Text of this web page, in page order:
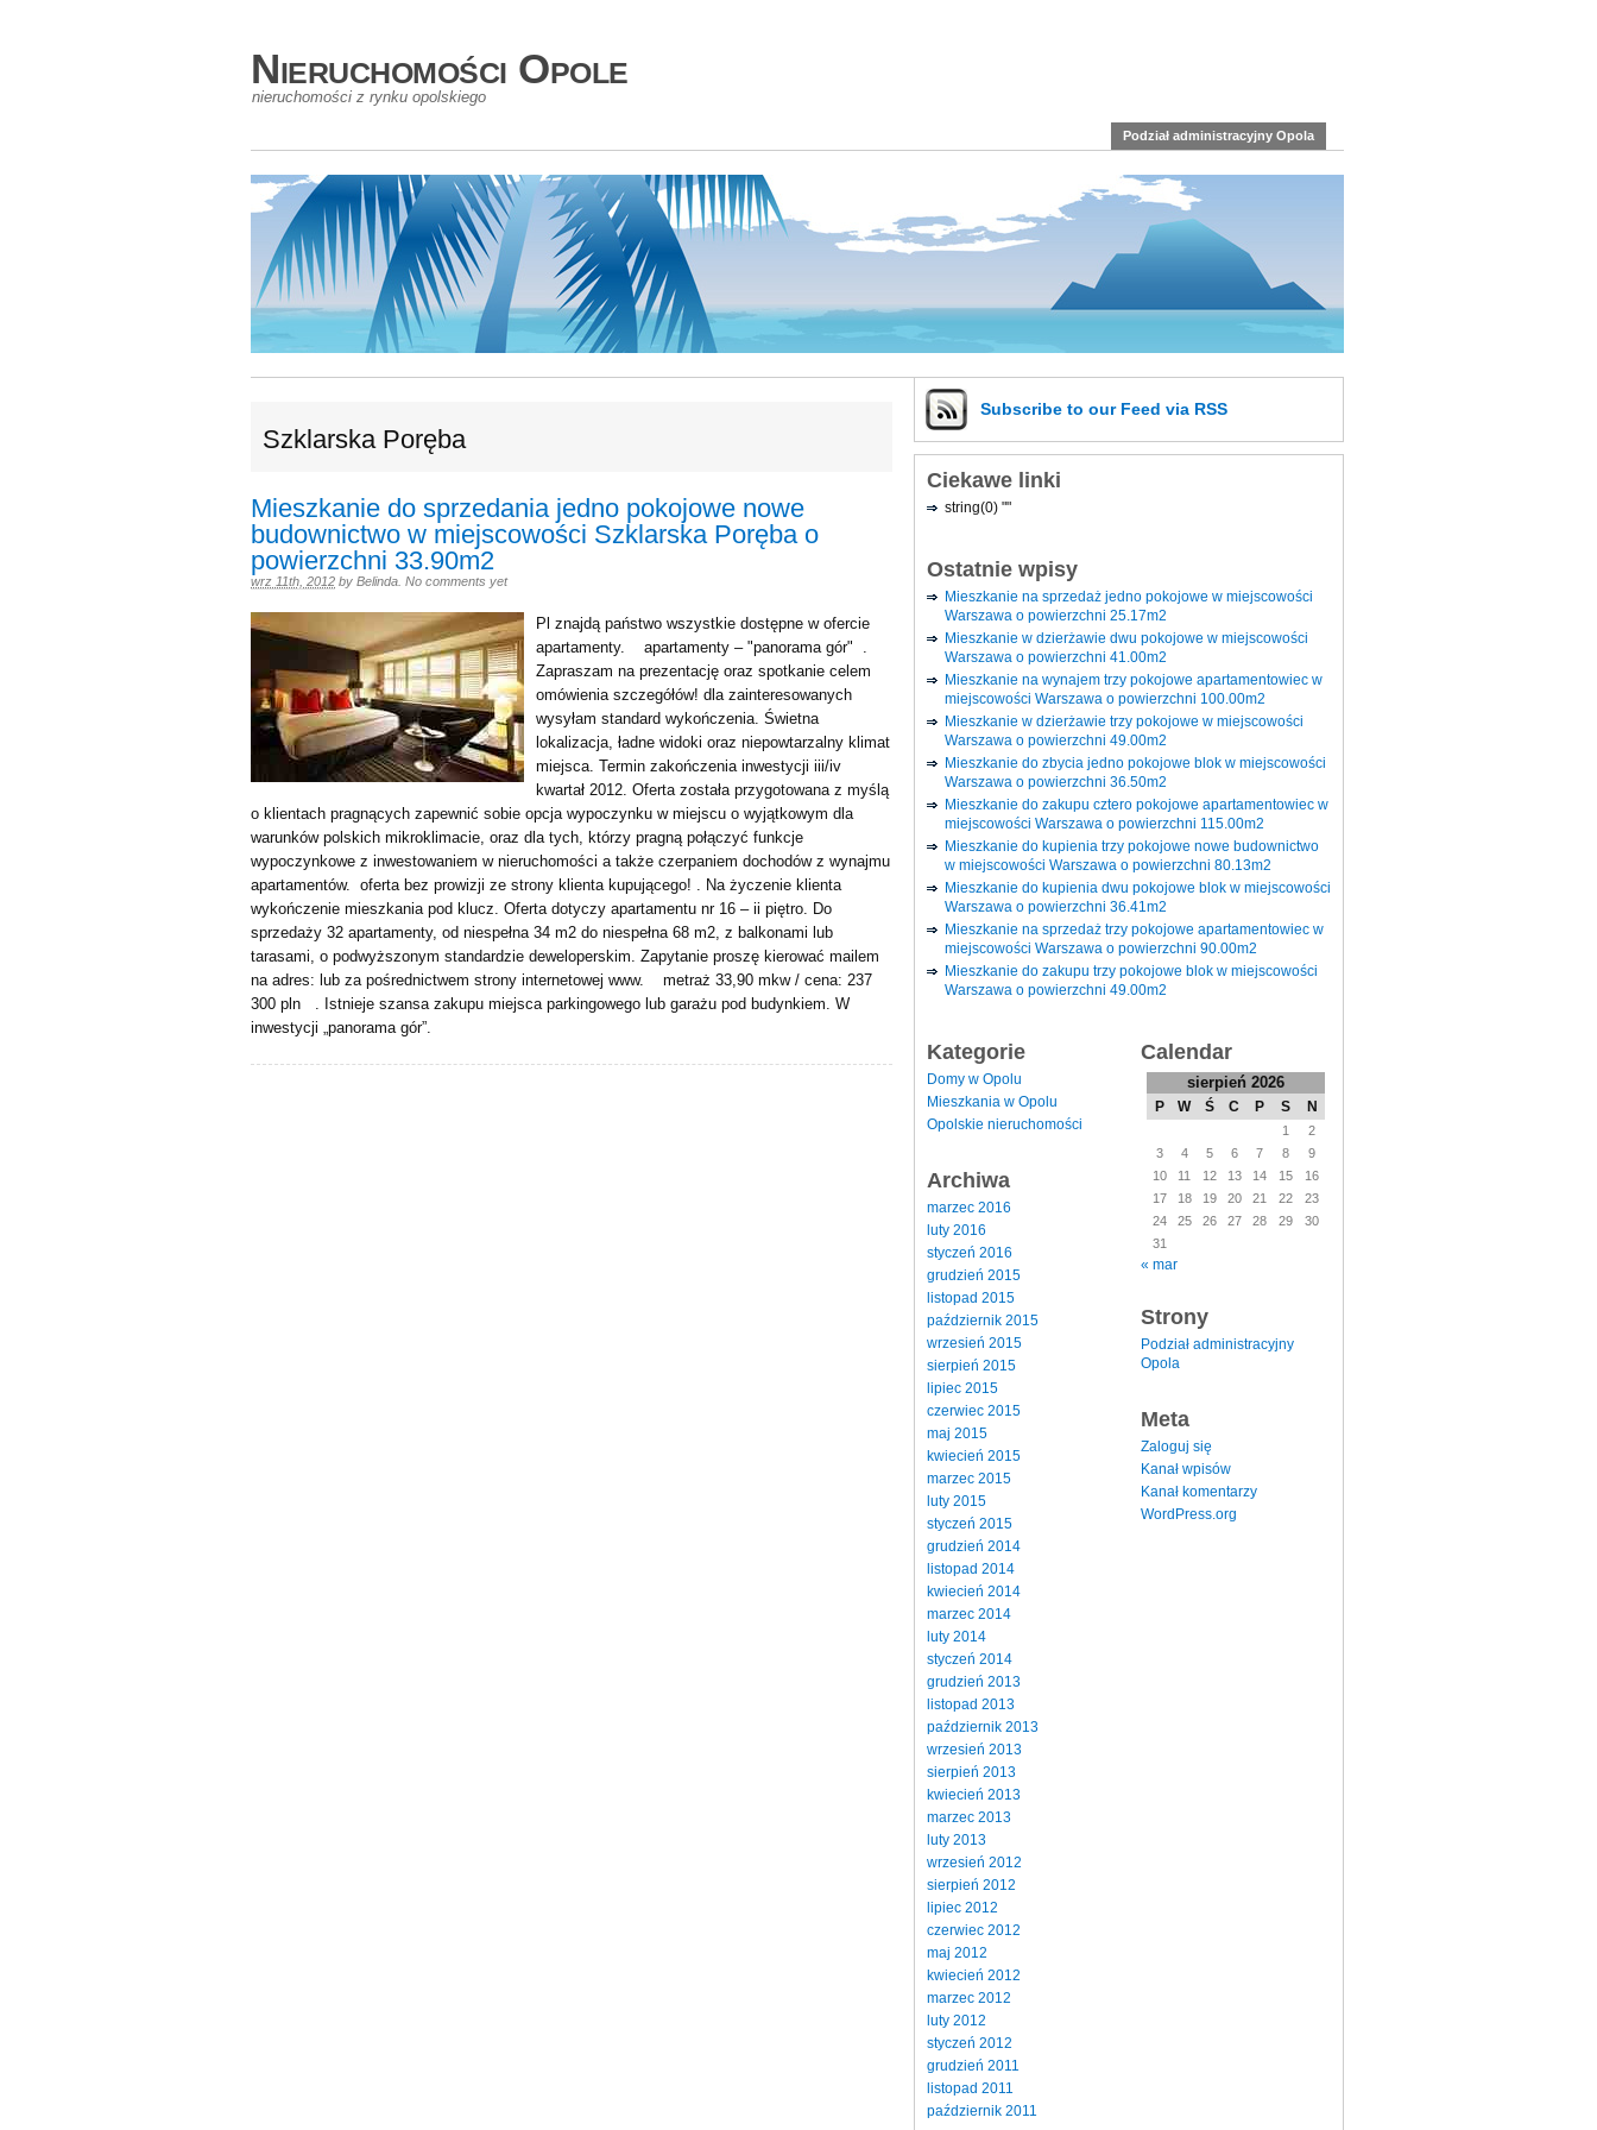
Nieruchomości Opole
nieruchomości z rynku opolskiego
Podział administracyjny Opola
Szklarska Poręba
Mieszkanie do sprzedania jedno pokojowe nowe
budownictwo w miejscowości Szklarska Poręba o
powierzchni 33.90m2
wrz 11th, 2012 by Belinda No comments yet
Pl znajdą państwo wszystkie dostępne w ofercie
apartamenty. apartamenty – "panorama gór" .
Zapraszam na prezentację oraz spotkanie celem
omówienia szczegółów! dla zainteresowanych
wysyłam standard wykończenia. Świetna
lokalizacja, ładne widoki oraz niepowtarzalny klimat
miejsca. Termin zakończenia inwestycji iii/iv
kwartał 2012. Oferta została przygotowana z myślą
o klientach pragnących zapewnić sobie opcja wypoczynku w miejscu o wyjątkowym dla
warunków polskich mikroklimacie, oraz dla tych, którzy pragną połączyć funkcje
wypoczynkowe z inwestowaniem w nieruchomości a także czerpaniem dochodów z wynajmu
apartamentów. oferta bez prowizji ze strony klienta kupującego! . Na życzenie klienta
wykończenie mieszkania pod klucz. Oferta dotyczy apartamentu nr 16 – ii piętro. Do
sprzedaży 32 apartamenty, od niespełna 34 m2 do niespełna 68 m2, z balkonami lub
tarasami, o podwyższonym standardzie deweloperskim. Zapytanie proszę kierować mailem
na adres: lub za pośrednictwem strony internetowej www. metraż 33,90 mkw / cena: 237
300 pln . Istnieje szansa zakupu miejsca parkingowego lub garażu pod budynkiem. W
inwestycji „panorama gór”.
Subscribe to our Feed via RSS
Ciekawe linki
string(0) ""
Ostatnie wpisy
Mieszkanie na sprzedaż jedno pokojowe w miejscowości
Warszawa o powierzchni 25.17m2
Mieszkanie w dzierżawie dwu pokojowe w miejscowości
Warszawa o powierzchni 41.00m2
Mieszkanie na wynajem trzy pokojowe apartamentowiec w
miejscowości Warszawa o powierzchni 100.00m2
Mieszkanie w dzierżawie trzy pokojowe w miejscowości
Warszawa o powierzchni 49.00m2
Mieszkanie do zbycia jedno pokojowe blok w miejscowości
Warszawa o powierzchni 36.50m2
Mieszkanie do zakupu cztero pokojowe apartamentowiec w
miejscowości Warszawa o powierzchni 115.00m2
Mieszkanie do kupienia trzy pokojowe nowe budownictwo
w miejscowości Warszawa o powierzchni 80.13m2
Mieszkanie do kupienia dwu pokojowe blok w miejscowości
Warszawa o powierzchni 36.41m2
Mieszkanie na sprzedaż trzy pokojowe apartamentowiec w
miejscowości Warszawa o powierzchni 90.00m2
Mieszkanie do zakupu trzy pokojowe blok w miejscowości
Warszawa o powierzchni 49.00m2
Kategorie
Domy w Opolu
Mieszkania w Opolu
Opolskie nieruchomości
Archiwa
marzec 2016
luty 2016
styczeń 2016
grudzień 2015
listopad 2015
październik 2015
wrzesień 2015
sierpień 2015
lipiec 2015
czerwiec 2015
maj 2015
kwiecień 2015
marzec 2015
luty 2015
styczeń 2015
grudzień 2014
listopad 2014
kwiecień 2014
marzec 2014
luty 2014
styczeń 2014
grudzień 2013
listopad 2013
październik 2013
wrzesień 2013
sierpień 2013
kwiecień 2013
marzec 2013
luty 2013
wrzesień 2012
sierpień 2012
lipiec 2012
czerwiec 2012
maj 2012
kwiecień 2012
marzec 2012
luty 2012
styczeń 2012
grudzień 2011
listopad 2011
październik 2011
Calendar
sierpień 2026
P W Ś C P S N
1
2
3
4 5 6 7 8
9
10
11 12 13 14 15
16
17
18 19 20 21 22
23
24
25 26 27 28 29
30
31
« mar
Strony
Podział administracyjny
Opola
Meta
Zaloguj się
Kanał wpisów
Kanał komentarzy
WordPress.org